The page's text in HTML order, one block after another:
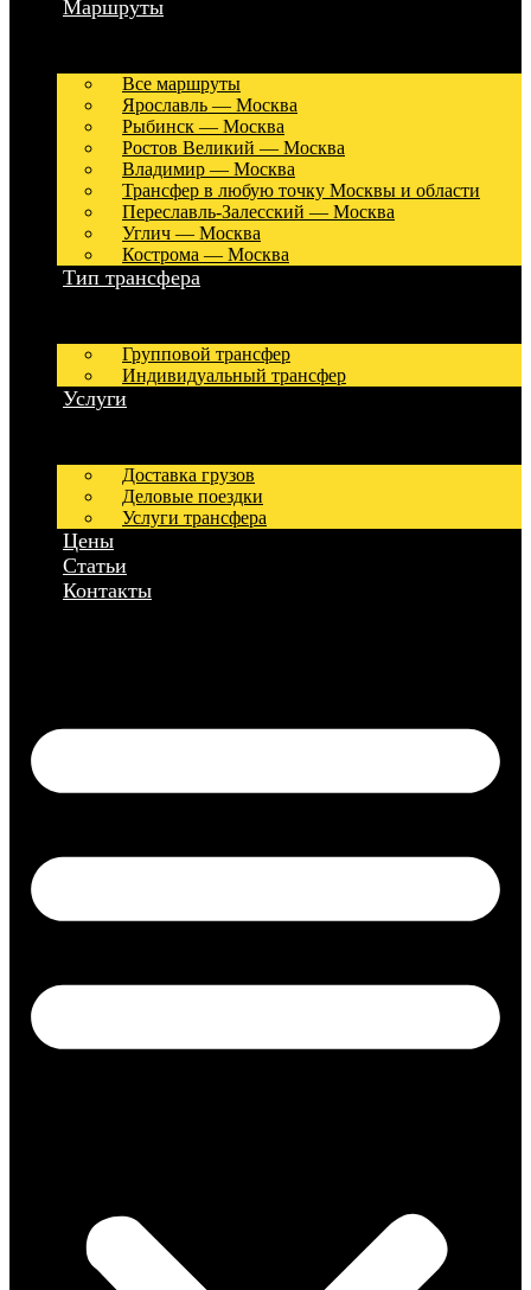
Маршруты
Все маршруты
Ярославль — Москва
Рыбинск — Москва
Ростов Великий — Москва
Владимир — Москва
Трансфер в любую точку Москвы и области
Переславль-Залесский — Москва
Углич — Москва
Кострома — Москва
Тип трансфера
Групповой трансфер
Индивидуальный трансфер
Услуги
Доставка грузов
Деловые поездки
Услуги трансфера
Цены
Статьи
Контакты